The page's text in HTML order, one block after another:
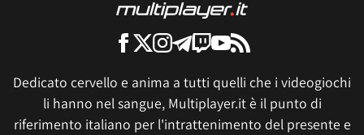
Dedicato cervello e anima a tutti quelli che i videogiochi
li hanno nel sangue, Multiplayer.it è il punto di
riferimento italiano per l'intrattenimento del presente e